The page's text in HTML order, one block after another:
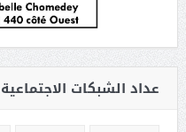
عداد الشبكات الاجتماعية